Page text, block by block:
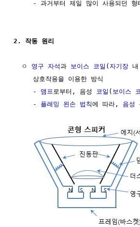
- 과거부터 제일 많이 사용되던 형
2. 작동 원리
  ㅇ
영구 자석과 보이스 코일 (자기장 내
     상호작용을 이용한 방식
     -
앰프 로부터, 음성 코일 ( 보이스
     -
플레밍 왼손 법칙에 따라, 음성